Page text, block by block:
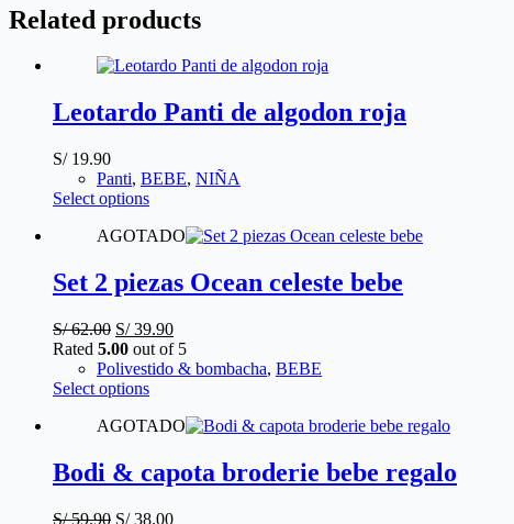
Related products
Leotardo Panti de algodon roja
S/19.90
Panti, BEBE, NIÑA
Select optionsThis
has
variants.
The
may
be
chosen
on
product
AGOTADO
Set 2 piezas Ocean celeste bebe
S/62.00 Original
price
was:
S/ 62.00.
S/39.90Current
price
is:
Rated 5.00 out of 5
Polivestido & bombacha, BEBE
Select optionsThis
has
variants.
The
AGOTADO
Bodi & capota broderie bebe regalo
S/59.90 Original
S/38.00Current